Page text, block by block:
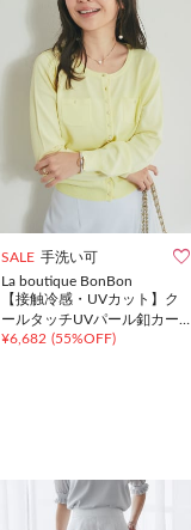
SALE 手洗い可 
La boutique BonBon
【接触冷感・UVカット】ク
ールタッチUVパール釦カー
ディガン
¥6,682 (55%OFF)